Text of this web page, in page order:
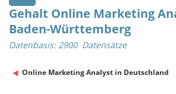
Gehalt Online Marketing
Baden-Württemberg
Datenbasis: 2900 Datensätze
Online Marketing Analyst in Deutschland